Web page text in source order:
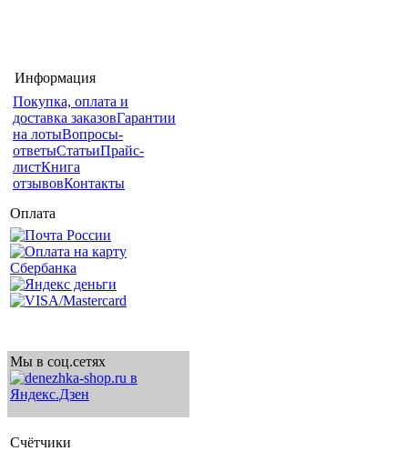
Информация
Покупка, оплата и
доставка заказовГарантии
на лотыВопросы-
ответыСтатьиПрайс-
листКнига
отзывовКонтакты
Оплата
Мы в соц.сетях
Счётчики